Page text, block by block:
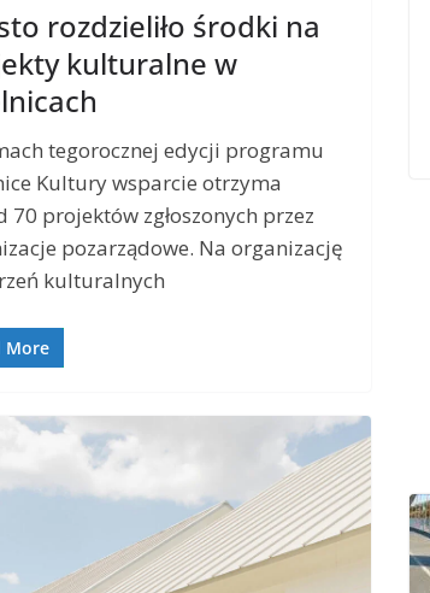
rozdzieliło środki na
kulturalne w
tegorocznej edycji programu
Kultury wsparcie otrzyma
70 projektów zgłoszonych przez
pozarządowe. Na organizację
kulturalnych
More